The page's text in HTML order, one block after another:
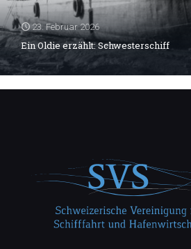
23. Februar 2026
Ein Oldie erzählt: Schwesterschiff